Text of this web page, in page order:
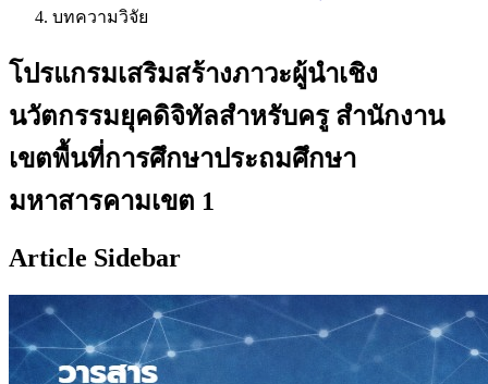
บทความวิจัย
โปรแกรมเสริมสร้างภาวะผู้นำเชิง
นวัตกรรมยุคดิจิทัลสำหรับครู สำนักงาน
เขตพื้นที่การศึกษาประถมศึกษา
มหาสารคามเขต 1
Article Sidebar